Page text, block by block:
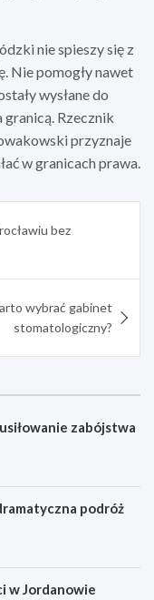
nie spieszy się z
Nie pomogły nawet
wysłane do
Rzecznik
przyznaje
w granicach prawa.
bez
wybrać gabinet
stomatologiczny?
zabójstwa
podróż
w Jordanowie